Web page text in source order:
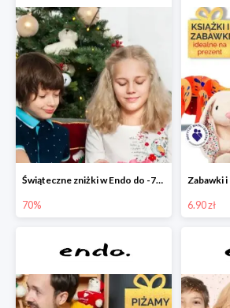
Świąteczne zniżki w Endo do -70%
70% 6.90 zł